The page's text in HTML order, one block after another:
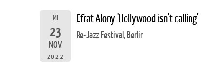
MI
23
NOV
2022
Efrat Alony 'Hollywood isn't calling'
Re-Jazz Festival, Berlin